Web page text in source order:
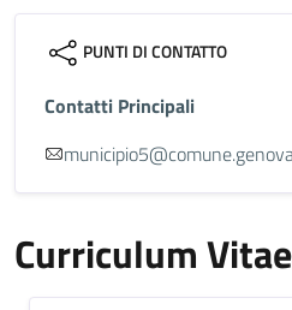
PUNTI DI CONTATTO
Contatti Principali
Curriculum Vitae